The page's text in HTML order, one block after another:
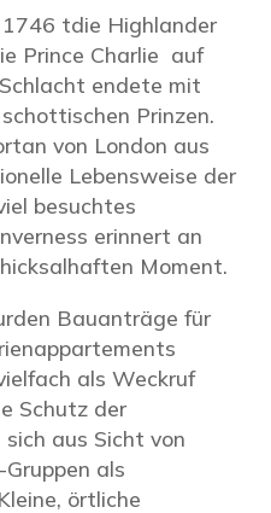
tdie Highlander
Prince Charlie auf
endete mit
Prinzen.
von London aus
Lebensweise der
besuchtes
erinnert an
Moment.
Bauanträge für
als Weckruf
Schutz der
aus Sicht von
als
örtliche